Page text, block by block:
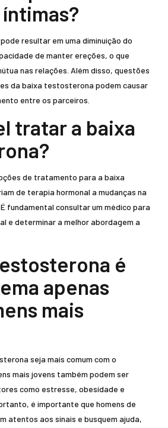
resultar em uma diminuição do
de manter ereções, o que
nas relações. Além disso, questões
da baixa testosterona podem causar
entre os parceiros.
tratar a baixa
de tratamento para a baixa
de terapia hormonal a mudanças na
fundamental consultar um médico para
e determinar a melhor abordagem a
é
apenas
mais
seja mais comum com o
mais jovens também podem ser
como estresse, obesidade e
é importante que homens de
atentos aos sinais e busquem ajuda,